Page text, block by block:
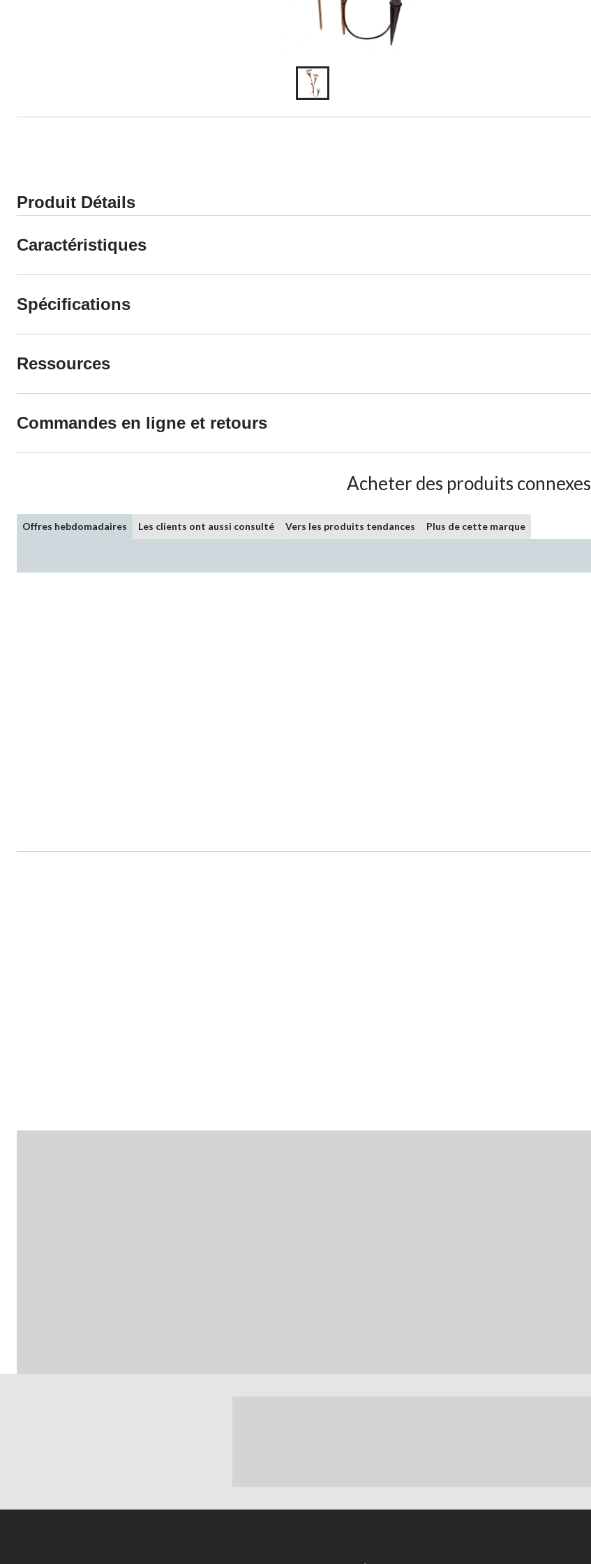
Produit Détails
Caractéristiques
Spécifications
Ressources
Commandes en ligne et retours
Acheter des produits connexes
Offres hebdomadaires Les clients ont aussi consulté Vers les produits tendances Plus de cette marque